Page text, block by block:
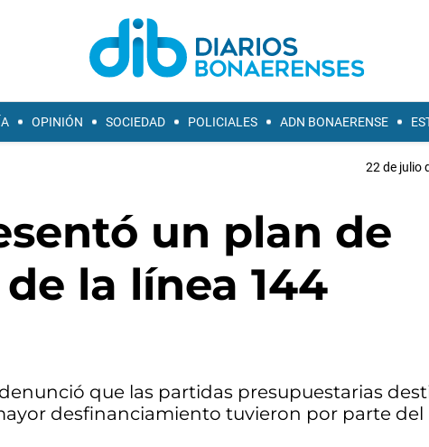
OPINIÓN SOCIEDAD POLICIALES ADN BONAERENSE
22 de julio
un plan de
la línea 144
que las partidas presupuestarias
desfinanciamiento tuvieron por parte del